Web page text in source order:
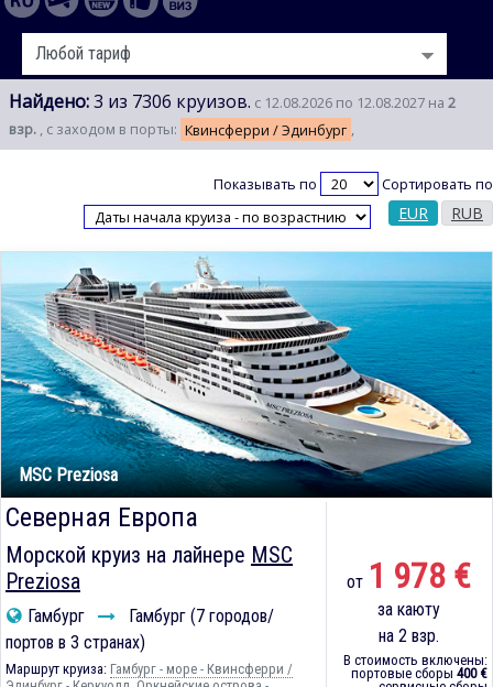
Найдено:3 из 7306 круизов. с 12.08.2026 по 12.08.2027 на 2
взр. , с заходом в порты: Квинсферри / Эдинбург ,
Показывать по Сортировать по
EUR RUB
MSC Preziosa
Северная Европа
Морской круиз на лайнере MSC
Preziosa
Гамбург
Гамбург (7 городов/
портов в 3 странах)
Маршрут круиза: Гамбург - море - Квинсферри /
от 1 978 €
за каюту
на 2 взр.
В стоимость включены:
портовые сборы 400 €